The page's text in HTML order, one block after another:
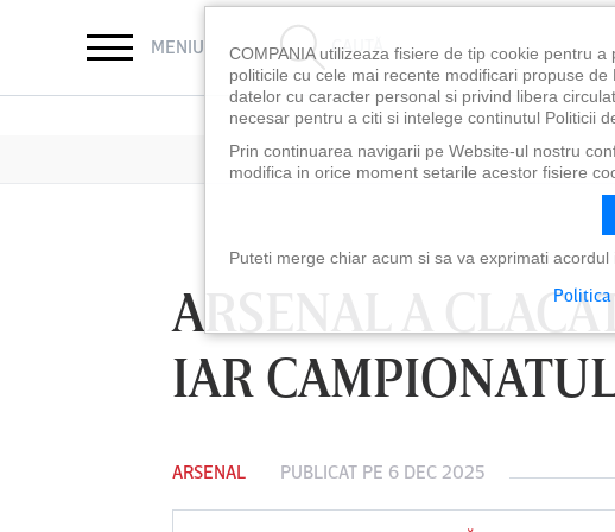
MENIU CAUTĂ
ARSENAL A
IAR
ARSENAL PUBLICAT PE 6 DEC 2025
LUNI 10 AUG, 18:30 LUNI 10 AUG, 21:30
COMPANIA utilizeaza fisiere de tip cookie pentru
politicile cu cele mai recente modificari propuse
datelor cu caracter personal si privind libera
necesar pentru a citi si intelege continutul Politicii
Prin continuarea navigarii pe Website-ul nostru
modifica in orice moment setarile acestor fisiere
Puteti merge chiar acum si sa va exprimati
Politica